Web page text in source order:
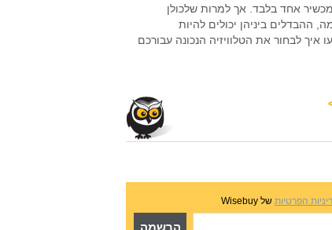
אחד בלבד. אך למרות שלכולן
ההבדלים ביניהן יכולים להיות
איך לבחור את הטלוויזיה הנכונה עבורכם
הפרטיות של Wisebuy